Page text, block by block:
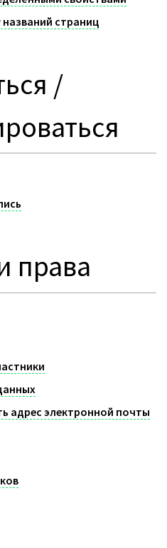
страниц
/
права
адрес электронной почты